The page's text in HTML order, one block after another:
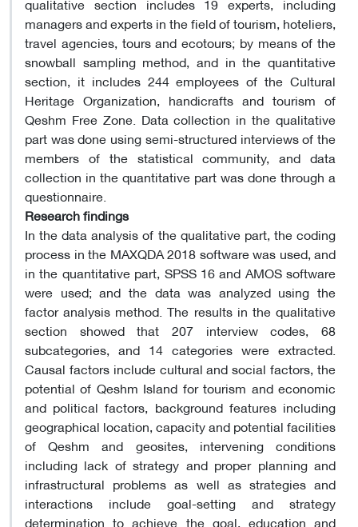
managers and experts in the field of tourism, hoteliers,
travel agencies, tours and ecotours; by means of the
snowball sampling method, and in the quantitative
section, it includes 244 employees of the Cultural
Heritage Organization, handicrafts and tourism of
Qeshm Free Zone. Data collection in the qualitative
part was done using semi-structured interviews of the
members of the statistical community, and data
collection in the quantitative part was done through a
questionnaire.
Research findings
In the data analysis of the qualitative part, the coding
process in the MAXQDA 2018 software was used, and
in the quantitative part, SPSS 16 and AMOS software
were used; and the data was analyzed using the
factor analysis method. The results in the qualitative
section showed that 207 interview codes, 68
subcategories, and 14 categories were extracted.
Causal factors include cultural and social factors, the
potential of Qeshm Island for tourism and economic
and political factors, background features including
geographical location, capacity and potential facilities
of Qeshm and geosites, intervening conditions
including lack of strategy and proper planning and
infrastructural problems as well as strategies and
interactions include goal-setting and strategy
determination to achieve the goal, education and